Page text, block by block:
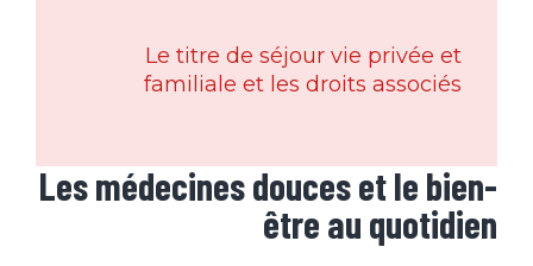
Le titre de séjour vie privée et
familiale et les droits associés
Les médecines douces et le bien-
être au quotidien